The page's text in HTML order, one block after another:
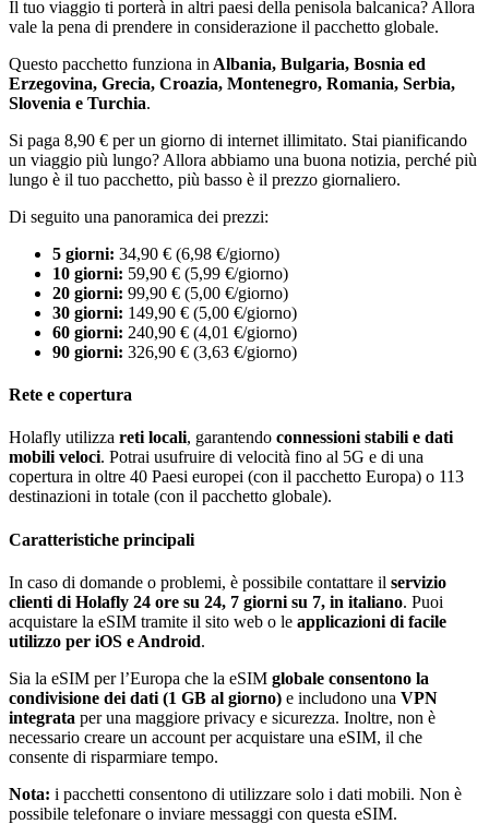
Il tuo viaggio ti porterà in altri paesi della penisola balcanica? Allora
vale la pena di prendere in considerazione il pacchetto globale.
Questo pacchetto funziona in Albania, Bulgaria, Bosnia ed
Erzegovina, Grecia, Croazia, Montenegro, Romania, Serbia,
Slovenia e Turchia.
Si paga 8,90 € per un giorno di internet illimitato. Stai pianificando
un viaggio più lungo? Allora abbiamo una buona notizia, perché più
lungo è il tuo pacchetto, più basso è il prezzo giornaliero.
Di seguito una panoramica dei prezzi:
5 giorni: 34,90 € (6,98 €/giorno)
10 giorni: 59,90 € (5,99 €/giorno)
20 giorni: 99,90 € (5,00 €/giorno)
30 giorni: 149,90 € (5,00 €/giorno)
60 giorni: 240,90 € (4,01 €/giorno)
90 giorni: 326,90 € (3,63 €/giorno)
Rete e copertura
Holafly utilizza reti locali, garantendo connessioni stabili e dati
mobili veloci. Potrai usufruire di velocità fino al 5G e di una
copertura in oltre 40 Paesi europei (con il pacchetto Europa) o 113
destinazioni in totale (con il pacchetto globale).
Caratteristiche principali
In caso di domande o problemi, è possibile contattare il servizio
clienti di Holafly 24 ore su 24, 7 giorni su 7, in italiano. Puoi
acquistare la eSIM tramite il sito web o le applicazioni di facile
utilizzo per iOS e Android.
Sia la eSIM per l’Europa che la eSIM globale consentono la
condivisione dei dati (1 GB al giorno) e includono una VPN
integrata per una maggiore privacy e sicurezza. Inoltre, non è
necessario creare un account per acquistare una eSIM, il che
consente di risparmiare tempo.
Nota: i pacchetti consentono di utilizzare solo i dati mobili. Non è
possibile telefonare o inviare messaggi con questa eSIM.